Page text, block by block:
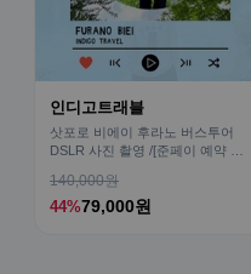
인디고트래블
삿포로 비에이 후라노 버스투어
DSLR 사진 촬영 /[준페이 예약 식
140,000원
44%79,000원